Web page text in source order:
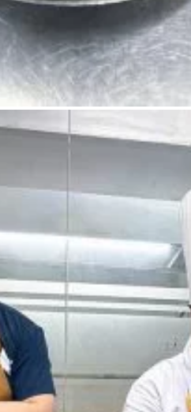
Việt Nam
Á Âu
trong giỏ hàng.
giỏ hàng.